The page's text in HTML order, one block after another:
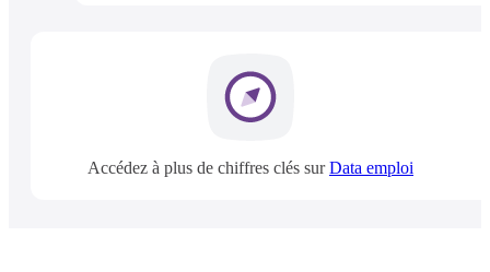
Accédez à plus de chiffres clés surData emploi